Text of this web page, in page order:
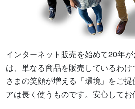
インターネット販売を始めて20年
は、単なる商品を販売しているわ
さまの笑顔が増える「環境」をご
アは長く使うものです。安心してお